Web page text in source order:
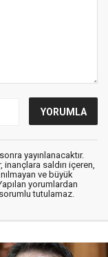
yayınlanacaktır.
saldırı içeren,
ve büyük
yorumlardan
tutulamaz.